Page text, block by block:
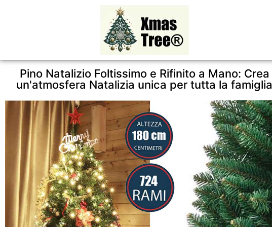
Pino Natalizio Foltissimo e Rifinito a Mano: Crea
un'atmosfera Natalizia unica per tutta la famiglia